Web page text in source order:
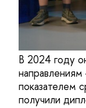
В 2024 году
показателем
получили